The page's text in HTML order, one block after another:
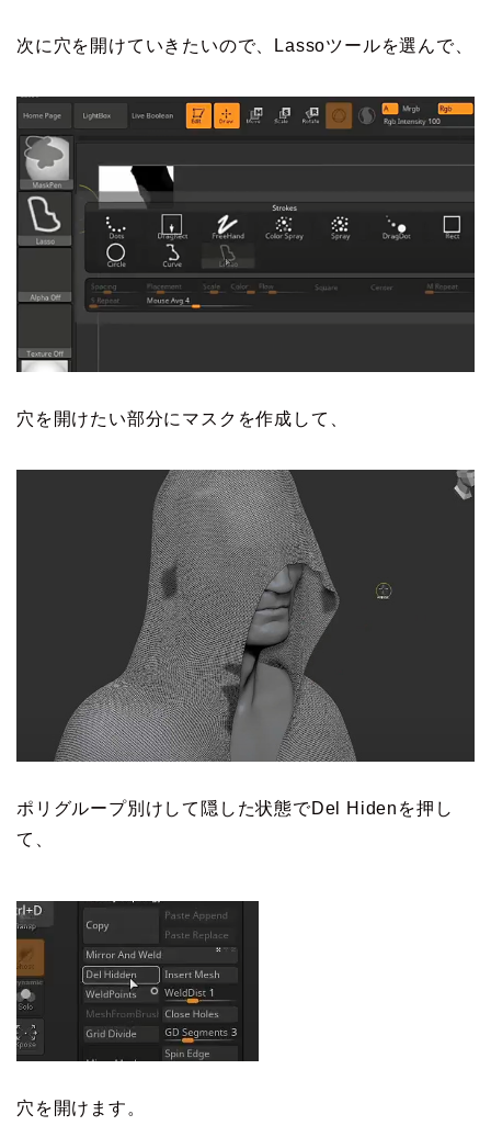
次に穴を開けていきたいので、Lassoツールを選んで、
穴を開けたい部分にマスクを作成して、
ポリグループ別けして隠した状態でDel Hidenを押し
て、
穴を開けます。